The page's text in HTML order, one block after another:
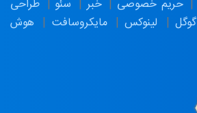
حریم خصوصی خبر سئو
طراحی
گوگل لینوکس مایکروسافت
هوش